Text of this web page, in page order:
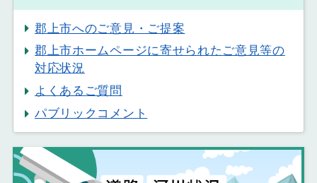
郡上市へのご意見・ご提案
郡上市ホームページに寄せられたご意見等の
対応状況
よくあるご質問
パブリックコメント